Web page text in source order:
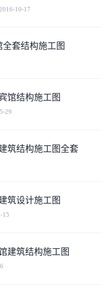
2016-10-17
套结构施工图
馆结构施工图
29
筑结构施工图全套
筑设计施工图
15
建筑结构施工图